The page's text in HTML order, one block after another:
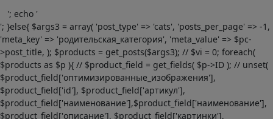
'; echo '
'; }else{ $args3 = array( 'post_type' => 'cats', 'posts_per_page' => -1,
'meta_key' => 'родительская_категория', 'meta_value' => $pc-
>post_title, ); $products = get_posts($args3); // $vi = 0; foreach(
$products as $p ){ // $product_field = get_fields( $p->ID ); // unset(
$product_field['оптимизированные_изображения'],
$product_field['id'], $product_field['артикул'],
$product_field['наименование'],$product_field['наименование'],
$product_field['описание'], $product_field['картинки'],